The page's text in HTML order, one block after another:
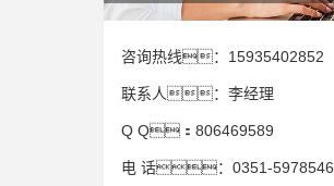
咨询热线： 15935402852
联系人： 李经理
Q Q： 806469589
电 话： 0351-5978546